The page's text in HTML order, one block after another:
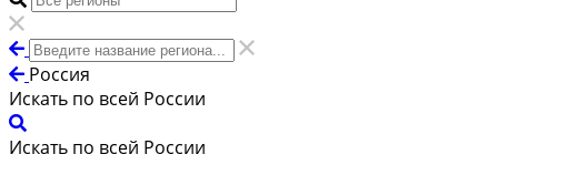
Россия
Искать по всей России
Искать по всей России